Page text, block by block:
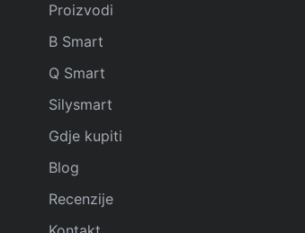
Proizvodi
B Smart
Q Smart
Silysmart
Gdje kupiti
Blog
Recenzije